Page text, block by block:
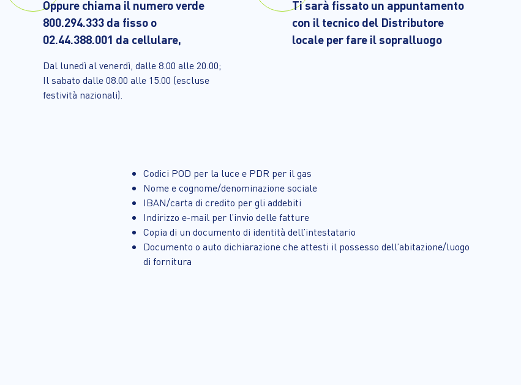
Oppure chiama il numero verde
800.294.333 da fisso o
02.44.388.001 da cellulare,
Dal lunedì al venerdì, dalle 8.00 alle 20.00;
Il sabato dalle 08.00 alle 15.00 (escluse
festività nazionali).
Ti sarà fissato un appuntamento
con il tecnico del Distributore
locale per fare il sopralluogo
Codici POD per la luce e PDR per il gas
Nome e cognome/denominazione sociale
IBAN/carta di credito per gli addebiti
Indirizzo e-mail per l’invio delle fatture
Copia di un documento di identità dell’intestatario
Documento o auto dichiarazione che attesti il possesso dell’abitazione/luogo
di fornitura